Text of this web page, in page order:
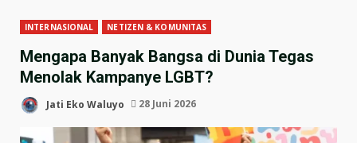
INTERNASIONAL NETIZEN & KOMUNITAS
Mengapa Banyak Bangsa di Dunia Tegas
Menolak Kampanye LGBT?
Jati Eko Waluyo 28 Juni 2026